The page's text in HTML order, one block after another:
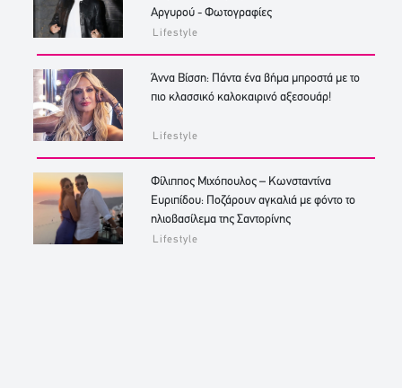
Αργυρού - Φωτογραφίες
Lifestyle
Άννα Βίσση: Πάντα ένα βήμα μπροστά με το
πιο κλασσικό καλοκαιρινό αξεσουάρ!
Lifestyle
Φίλιππος Μιχόπουλος – Κωνσταντίνα
Ευριπίδου: Ποζάρουν αγκαλιά με φόντο το
ηλιοβασίλεμα της Σαντορίνης
Lifestyle